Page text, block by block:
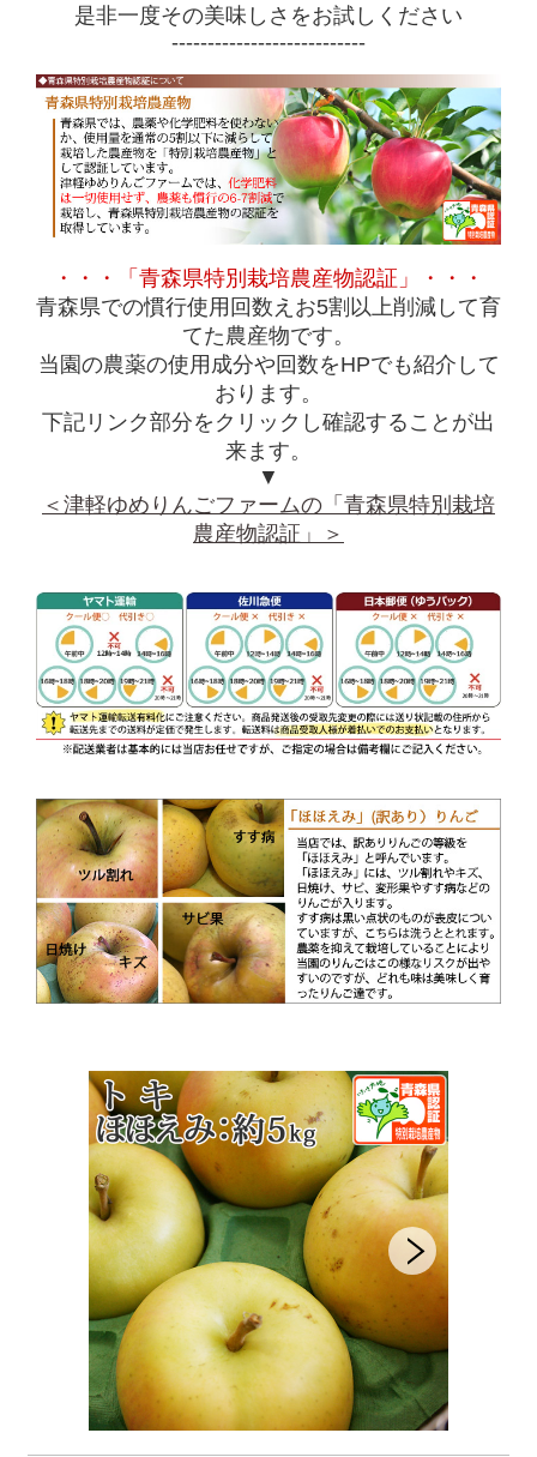
是非一度その美味しさをお試しください
---------------------------
・・・「青森県特別栽培農産物認証」・・・
青森県での慣行使用回数えお5割以上削減して育
てた農産物です。
当園の農薬の使用成分や回数をHPでも紹介して
おります。
下記リンク部分をクリックし確認することが出
来ます。
▼
＜津軽ゆめりんごファームの「青森県特別栽培
農産物認証」＞